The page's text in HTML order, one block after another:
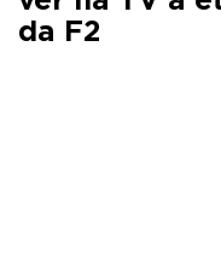
da F2